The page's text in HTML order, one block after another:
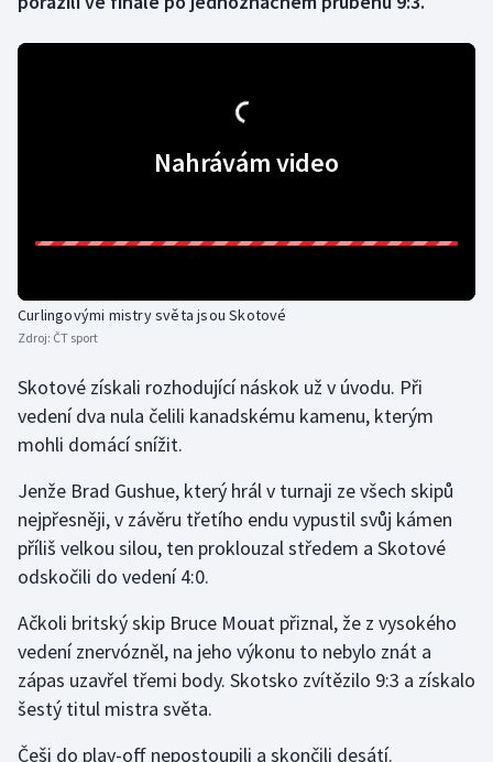
Golf
Házená
Jezdectví
Judo
Krasobruslení
Lezení
Moderní pětiboj
Motorsport
Nahrávám video
Curlingovými mistry světa jsou Skotové
Zdroj: ČT sport
Skotové získali rozhodující náskok už v úvodu. Při
vedení dva nula čelili kanadskému kamenu, kterým
mohli domácí snížit.
Jenže Brad Gushue, který hrál v turnaji ze všech skipů
nejpřesněji, v závěru třetího endu vypustil svůj kámen
příliš velkou silou, ten proklouzal středem a Skotové
odskočili do vedení 4:0.
Ačkoli britský skip Bruce Mouat přiznal, že z vysokého
vedení znervózněl, na jeho výkonu to nebylo znát a
zápas uzavřel třemi body. Skotsko zvítězilo 9:3 a získalo
šestý titul mistra světa.
Češi do play-off nepostoupili a skončili desátí.